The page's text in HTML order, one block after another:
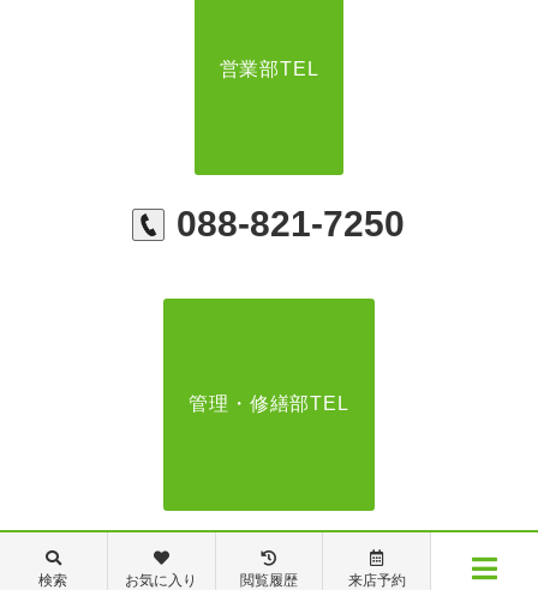
営業部TEL
088-821-7250
管理・修繕部TEL
088-821-7272
検索 お気に入り 閲覧履歴 来店予約